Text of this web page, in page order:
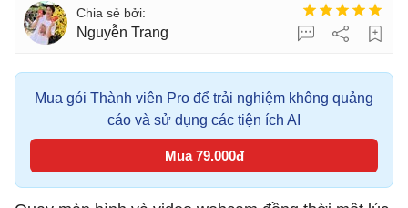
Nguyễn Trang
Mua gói Thành viên Pro để trải nghiệm không quảng
cáo và sử dụng các tiện ích AI
Mua 79.000đ